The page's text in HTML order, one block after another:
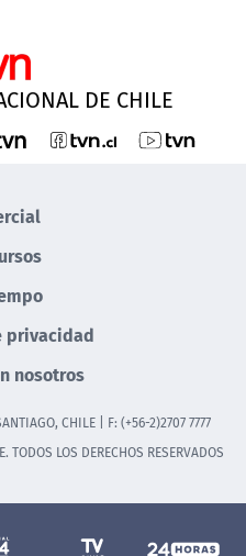
DE CHILE
privacidad
nosotros
CHILE | F: (+56-2)2707 7777
LOS DERECHOS RESERVADOS